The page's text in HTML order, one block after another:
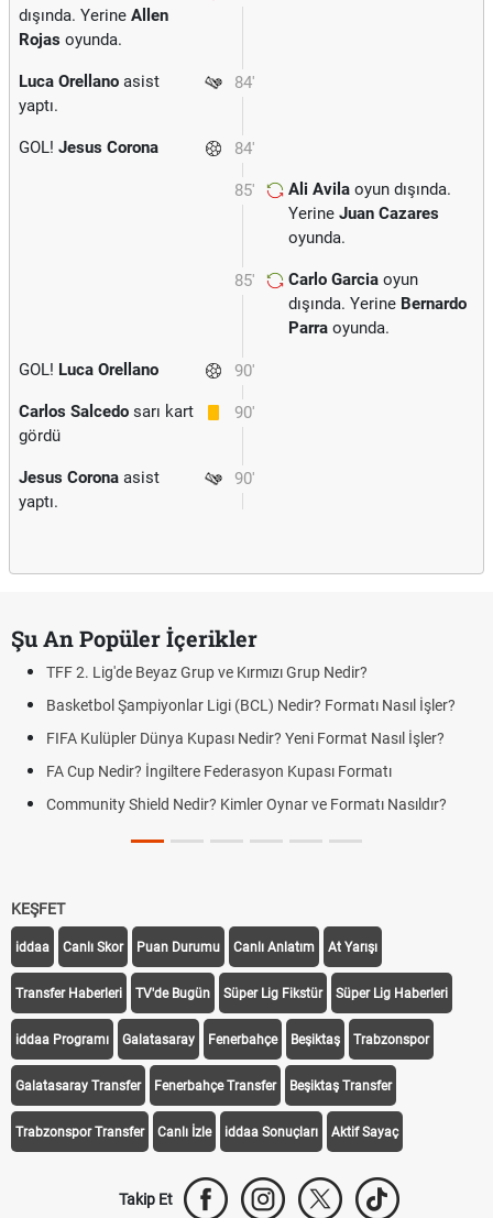
dışında. Yerine Allen
Rojas oyunda.
84'
Luca Orellano asist
yaptı.
84'
GOL! Jesus Corona
85' Ali Avila oyun dışında.
Yerine Juan Cazares
oyunda.
85' Carlo Garcia oyun
dışında. Yerine Bernardo
Parra oyunda.
90'
GOL! Luca Orellano
90'
Carlos Salcedo sarı kart
gördü
90'
Jesus Corona asist
yaptı.
Şu An Popüler İçerikler
TFF 2. Lig'de Beyaz Grup ve Kırmızı Grup Nedir?
Basketbol Şampiyonlar Ligi (BCL) Nedir? Formatı Nasıl İşler?
FIFA Kulüpler Dünya Kupası Nedir? Yeni Format Nasıl İşler?
FA Cup Nedir? İngiltere Federasyon Kupası Formatı
Community Shield Nedir? Kimler Oynar ve Formatı Nasıldır?
KEŞFET
iddaa Canlı Skor Puan Durumu Canlı Anlatım At Yarışı
Transfer Haberleri TV'de Bugün Süper Lig Fikstür Süper Lig Haberleri
iddaa Programı Galatasaray Fenerbahçe Beşiktaş Trabzonspor
Galatasaray Transfer Fenerbahçe Transfer Beşiktaş Transfer
Trabzonspor Transfer Canlı İzle iddaa Sonuçları Aktif Sayaç
Takip Et